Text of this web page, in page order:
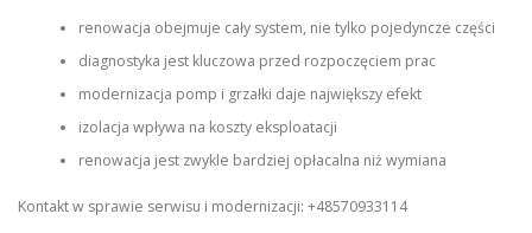
renowacja obejmuje cały system, nie tylko pojedyncze części
diagnostyka jest kluczowa przed rozpoczęciem prac
modernizacja pomp i grzałki daje największy efekt
izolacja wpływa na koszty eksploatacji
renowacja jest zwykle bardziej opłacalna niż wymiana
Kontakt w sprawie serwisu i modernizacji: +48570933114